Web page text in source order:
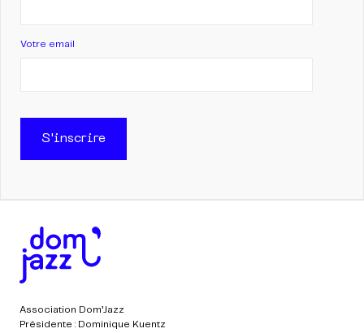
Votre email
S'inscrire
Association Dom’Jazz
Présidente : Dominique Kuentz